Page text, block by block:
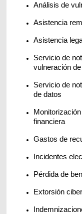
Análisis de
Asistencia
Asistencia
Servicio de
vulneración
Servicio de
de datos
financiera
Gastos de
Incidentes
Pérdida de
Extorsión